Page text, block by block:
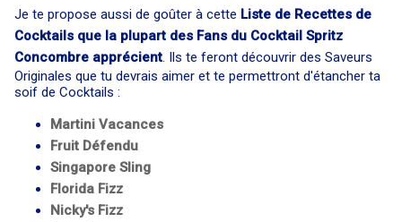
Je te propose aussi de goûter à cette Liste de Recettes de
Cocktails que la plupart des Fans du Cocktail Spritz
Concombre apprécient. Ils te feront découvrir des Saveurs
Originales que tu devrais aimer et te permettront d'étancher ta
soif de Cocktails :
Martini Vacances
Fruit Défendu
Singapore Sling
Florida Fizz
Nicky's Fizz